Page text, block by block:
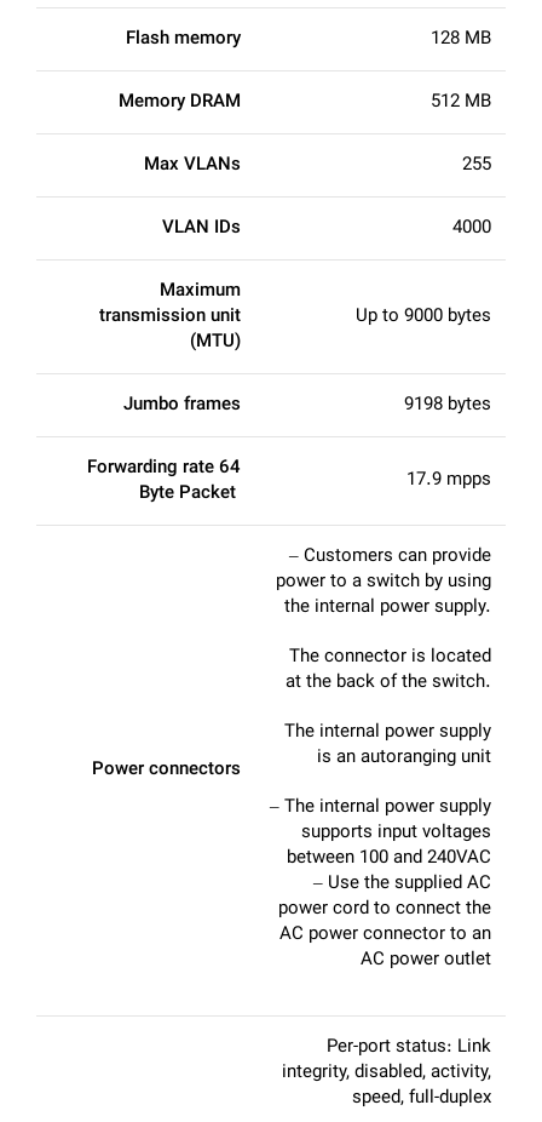
Flash memory 128 MB
Memory DRAM 512 MB
Max VLANs 255
VLAN IDs 4000
Maximum
transmission unit
(MTU)
Up to 9000 bytes
Jumbo frames 9198 bytes
Forwarding rate 64
Byte Packet
17.9 mpps
Power connectors
– Customers can provide
power to a switch by using
the internal power supply.
The connector is located
at the back of the switch.
The internal power supply
is an autoranging unit
– The internal power supply
supports input voltages
between 100 and 240VAC
– Use the supplied AC
power cord to connect the
AC power connector to an
AC power outlet
Per-port status: Link
integrity, disabled, activity,
speed, full-duplex